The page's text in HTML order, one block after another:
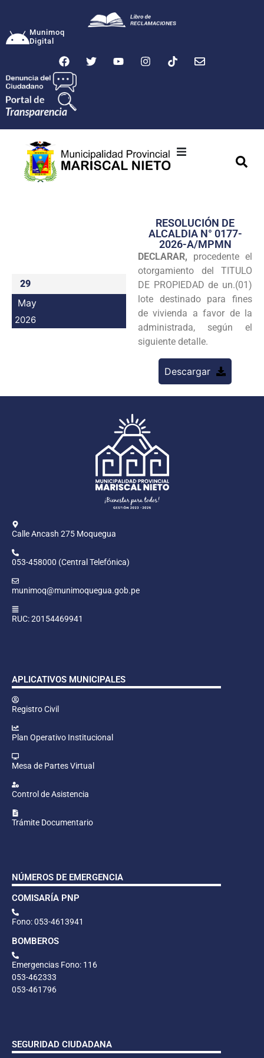
Munimoq
Digital
Transparencia
Seguridad
Programas
Intranet
29
May
2026
RESOLUCIÓN DE
ALCALDIA N° 0177-
2026-A/MPMN
DECLARAR, procedente el
otorgamiento del TITULO
DE PROPIEDAD de un.(01)
lote destinado para fines
de vivienda a favor de la
administrada, según el
siguiente detalle.
Descargar
Calle Ancash 275 Moquegua
053-458000 (Central Telefónica)
munimoq@munimoquegua.gob.pe
RUC: 20154469941
APLICATIVOS MUNICIPALES
Registro Civil
Plan Operativo Institucional
Mesa de Partes Virtual
Control de Asistencia
Trámite Documentario
NÚMEROS DE EMERGENCIA
COMISARÍA PNP
Fono: 053-4613941
BOMBEROS
Emergencias Fono: 116
053-462333
053-461796
SEGURIDAD CIUDADANA